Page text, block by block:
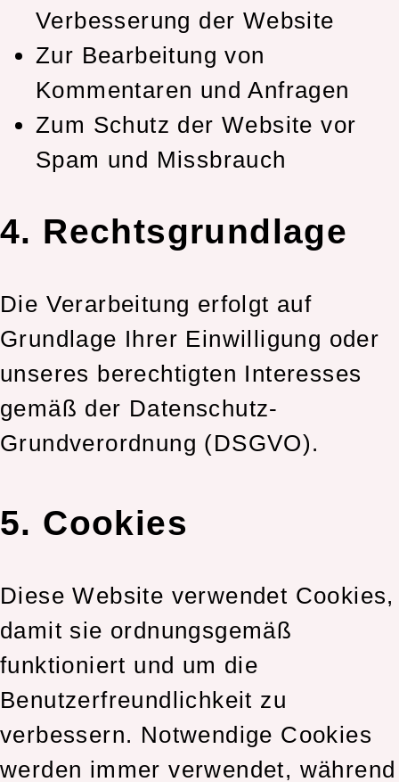
Verbesserung der Website
Zur Bearbeitung von
Kommentaren und Anfragen
Zum Schutz der Website vor
Spam und Missbrauch
4. Rechtsgrundlage
Die Verarbeitung erfolgt auf
Grundlage Ihrer Einwilligung oder
unseres berechtigten Interesses
gemäß der Datenschutz-
Grundverordnung (DSGVO).
5. Cookies
Diese Website verwendet Cookies,
damit sie ordnungsgemäß
funktioniert und um die
Benutzerfreundlichkeit zu
verbessern. Notwendige Cookies
werden immer verwendet, während